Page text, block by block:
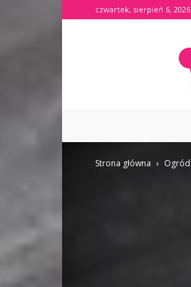
czwartek, sierpień 6, 2026
Strona główna Ogród